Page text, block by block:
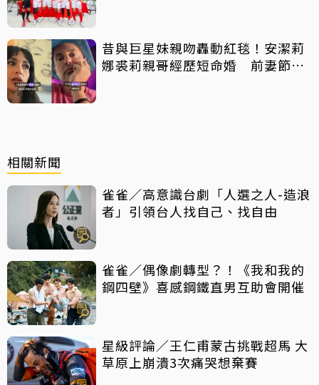
昔與巨星妹親吻轟動紅毯！安潔莉
娜裘莉親哥經歷短命婚 前妻節目
相關新聞
雀雀／高意識台劇「人選之人-造浪
者」引領台人找自己、找自由
雀雀／偶像劇轉型？！《我和我的
鋼四壁》喜感鋼鐵直男互助會開催
星級評論／王仁甫蒙古挑戰超馬 大
草原上崩潰3次痛哭想棄賽